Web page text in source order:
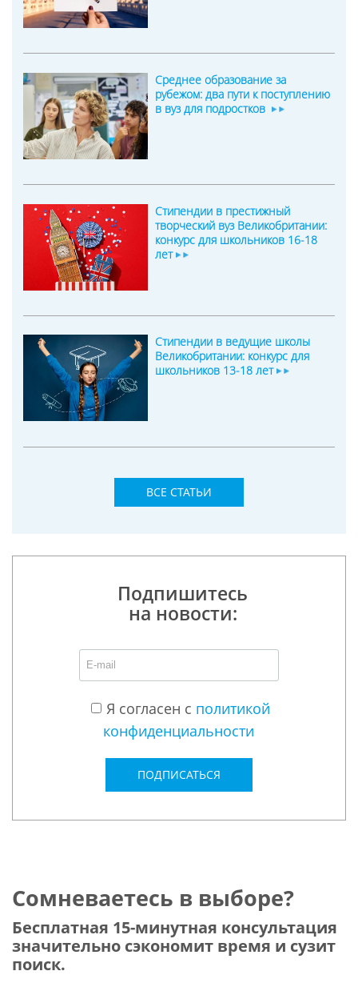
Среднее образование за
рубежом: два пути к поступлению
в вуз для подростков
Стипендии в престижный
творческий вуз Великобритании:
конкурс для школьников 16-18
лет
Стипендии в ведущие школы
Великобритании: конкурс для
школьников 13-18 лет
ВСЕ СТАТЬИ
Подпишитесь
на новости:
Я согласен с политикой
конфиденциальности
ПОДПИСАТЬСЯ
Сомневаетесь в выборе?
Бесплатная 15-минутная консультация
значительно сэкономит время и сузит
поиск.